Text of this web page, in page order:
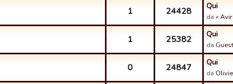
1 24428 Qui
da «
1 25382 Qui
da
0 24847 Qui
da